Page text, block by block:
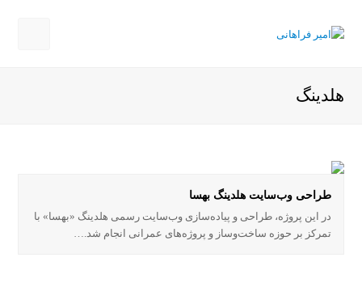
هلدینگ
طراحی وب‌سایت هلدینگ بهسا
در این پروژه، طراحی و پیاده‌سازی وب‌سایت رسمی هلدینگ «بهسا» با
تمرکز بر حوزه ساخت‌وساز و پروژه‌های عمرانی انجام شد.…